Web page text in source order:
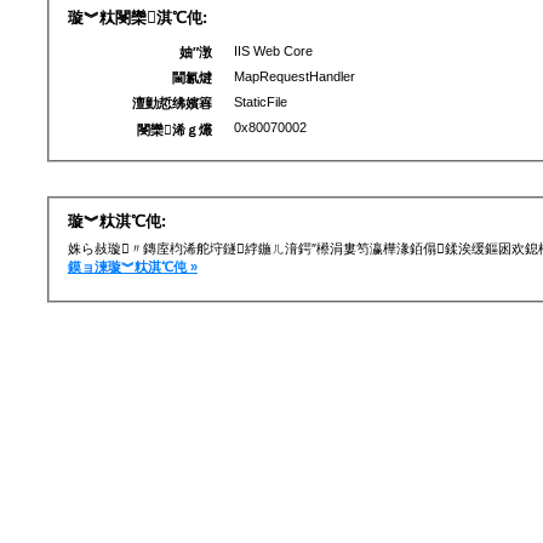
璇︾粏閿欒淇℃伅:
妯″潡
IIS Web Core
閫氱煡
MapRequestHandler
澶勭悊绋嬪簭
StaticFile
閿欒浠ｇ爜
0x80070002
璇︾粏淇℃伅:
姝ら敊璇〃鏄庢枃浠舵垨鐩綍鍦ㄦ湇鍔″櫒涓婁笉瀛樺湪銆傝鍒涘缓鏂囦欢
鏌ョ湅璇︾粏淇℃伅 »